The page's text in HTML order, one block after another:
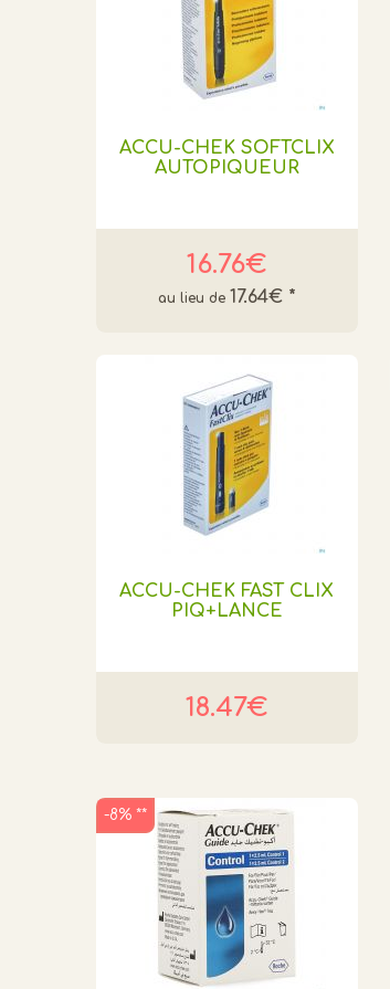
ACCU-CHEK SOFTCLIX
AUTOPIQUEUR
16.76€
17.64€ *
ACCU-CHEK FAST CLIX
PIQ+LANCE
18.47€
-8% **